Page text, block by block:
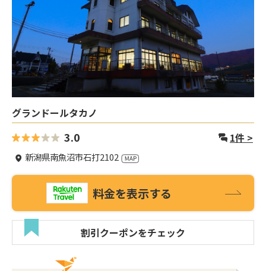
グランドールタカノ
3.0 1件 >
新潟県南魚沼市石打2102
料金を表示する
割引クーポンをチェック